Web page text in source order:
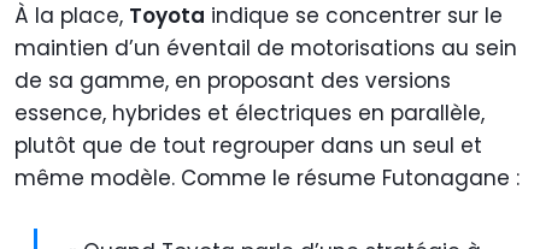
À la place, Toyota indique se concentrer sur le
maintien d’un éventail de motorisations au sein
de sa gamme, en proposant des versions
essence, hybrides et électriques en parallèle,
plutôt que de tout regrouper dans un seul et
même modèle. Comme le résume Futonagane :